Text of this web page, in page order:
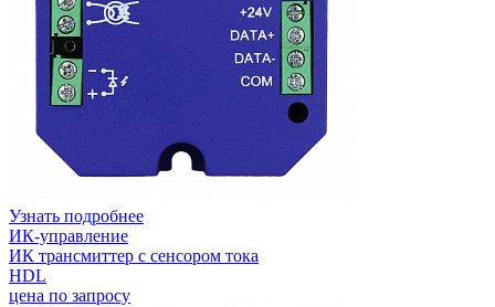
Узнать подробнее
ИК-управление
ИК трансмиттер с сенсором тока
HDL
цена по запросу